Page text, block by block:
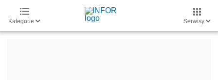
Kategorie Serwisy